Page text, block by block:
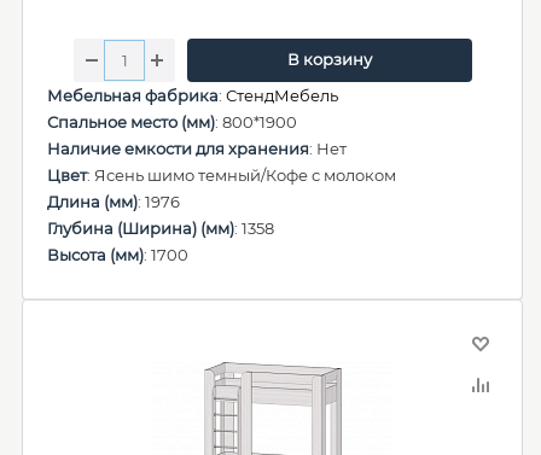
В корзину
Мебельная фабрика: СтендМебель
Спальное место (мм): 800*1900
Наличие емкости для хранения: Нет
Цвет: Ясень шимо темный/Кофе с молоком
Длина (мм): 1976
Глубина (Ширина) (мм): 1358
Высота (мм): 1700